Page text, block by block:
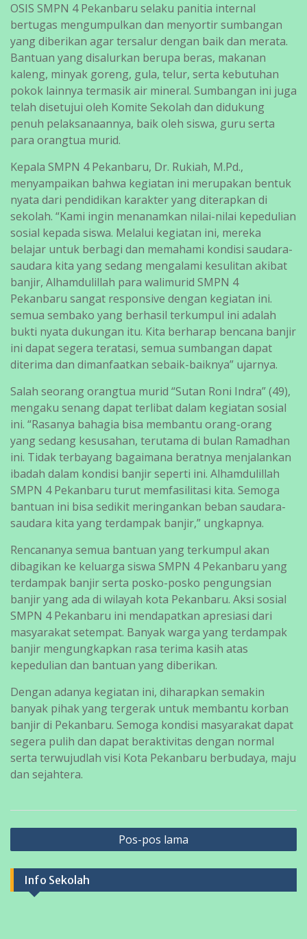
OSIS SMPN 4 Pekanbaru selaku panitia internal
bertugas mengumpulkan dan menyortir sumbangan
yang diberikan agar tersalur dengan baik dan merata.
Bantuan yang disalurkan berupa beras, makanan
kaleng, minyak goreng, gula, telur, serta kebutuhan
pokok lainnya termasik air mineral. Sumbangan ini juga
telah disetujui oleh Komite Sekolah dan didukung
penuh pelaksanaannya, baik oleh siswa, guru serta
para orangtua murid.
Kepala SMPN 4 Pekanbaru, Dr. Rukiah, M.Pd.,
menyampaikan bahwa kegiatan ini merupakan bentuk
nyata dari pendidikan karakter yang diterapkan di
sekolah. “Kami ingin menanamkan nilai-nilai kepedulian
sosial kepada siswa. Melalui kegiatan ini, mereka
belajar untuk berbagi dan memahami kondisi saudara-
saudara kita yang sedang mengalami kesulitan akibat
banjir, Alhamdulillah para walimurid SMPN 4
Pekanbaru sangat responsive dengan kegiatan ini.
semua sembako yang berhasil terkumpul ini adalah
bukti nyata dukungan itu. Kita berharap bencana banjir
ini dapat segera teratasi, semua sumbangan dapat
diterima dan dimanfaatkan sebaik-baiknya” ujarnya.
Salah seorang orangtua murid “Sutan Roni Indra” (49),
mengaku senang dapat terlibat dalam kegiatan sosial
ini. “Rasanya bahagia bisa membantu orang-orang
yang sedang kesusahan, terutama di bulan Ramadhan
ini. Tidak terbayang bagaimana beratnya menjalankan
ibadah dalam kondisi banjir seperti ini. Alhamdulillah
SMPN 4 Pekanbaru turut memfasilitasi kita. Semoga
bantuan ini bisa sedikit meringankan beban saudara-
saudara kita yang terdampak banjir,” ungkapnya.
Rencananya semua bantuan yang terkumpul akan
dibagikan ke keluarga siswa SMPN 4 Pekanbaru yang
terdampak banjir serta posko-posko pengungsian
banjir yang ada di wilayah kota Pekanbaru. Aksi sosial
SMPN 4 Pekanbaru ini mendapatkan apresiasi dari
masyarakat setempat. Banyak warga yang terdampak
banjir mengungkapkan rasa terima kasih atas
kepedulian dan bantuan yang diberikan.
Dengan adanya kegiatan ini, diharapkan semakin
banyak pihak yang tergerak untuk membantu korban
banjir di Pekanbaru. Semoga kondisi masyarakat dapat
segera pulih dan dapat beraktivitas dengan normal
serta terwujudlah visi Kota Pekanbaru berbudaya, maju
dan sejahtera.
Navigasi
pos
Pos-pos lama
Info Sekolah